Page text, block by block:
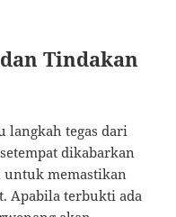
Tindakan
langkah tegas dari
dikabarkan
memastikan
Apabila terbukti ada